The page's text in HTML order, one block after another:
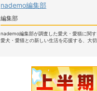
nademo編集部
編集部
nademo編集部が調査した愛犬・愛猫に関す
愛犬・愛猫との新しい生活を応援する、大